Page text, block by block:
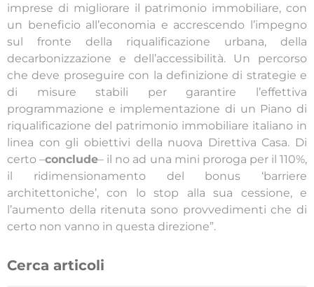
imprese di migliorare il patrimonio immobiliare, con
un beneficio all’economia e accrescendo l’impegno
sul fronte della riqualificazione urbana, della
decarbonizzazione e dell’accessibilità. Un percorso
che deve proseguire con la definizione di strategie e
di misure stabili per garantire l’effettiva
programmazione e implementazione di un Piano di
riqualificazione del patrimonio immobiliare italiano in
linea con gli obiettivi della nuova Direttiva Casa. Di
certo –conclude– il no ad una mini proroga per il 110%,
il ridimensionamento del bonus ‘barriere
architettoniche’, con lo stop alla sua cessione, e
l’aumento della ritenuta sono provvedimenti che di
certo non vanno in questa direzione”.
Cerca articoli